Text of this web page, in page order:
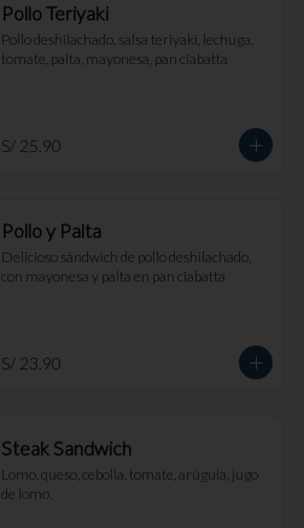
Pollo Teriyaki
Pollo deshilachado, salsa teriyaki, lechuga,
tomate, palta, mayonesa, pan ciabatta
S/ 25.90
Pollo y Palta
Delicioso sándwich de pollo deshilachado,
con mayonesa y palta en pan ciabatta
S/ 23.90
Steak Sandwich
Lomo, queso, cebolla, tomate, arúgula, jugo
de lomo.